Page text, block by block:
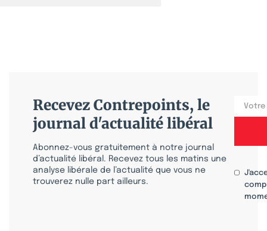
Recevez Contrepoints, le
journal d'actualité libéral
Abonnez-vous gratuitement à notre journal
d’actualité libéral. Recevez tous les matins une
analyse libérale de l’actualité que vous ne
trouverez nulle part ailleurs.